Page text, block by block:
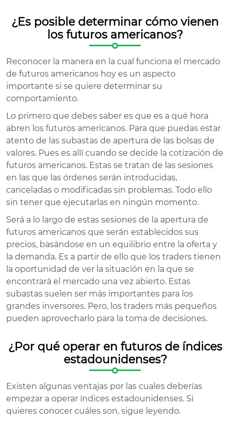
¿Es posible determinar cómo vienen
los futuros americanos?
Reconocer la manera en la cual funciona el mercado
de futuros americanos hoy es un aspecto
importante si se quiere determinar su
comportamiento.
Lo primero que debes saber es que es a qué hora
abren los futuros americanos. Para que puedas estar
atento de las subastas de apertura de las bolsas de
valores. Pues es allí cuando se decide la cotización de
futuros americanos. Estas se tratan de las sesiones
en las que las órdenes serán introducidas,
canceladas o modificadas sin problemas. Todo ello
sin tener que ejecutarlas en ningún momento.
Será a lo largo de estas sesiones de la apertura de
futuros americanos que serán establecidos sus
precios, basándose en un equilibrio entre la oferta y
la demanda. Es a partir de ello que los traders tienen
la oportunidad de ver la situación en la que se
encontrará el mercado una vez abierto. Estas
subastas suelen ser más importantes para los
grandes inversores. Pero, los traders más pequeños
pueden aprovecharlo para la toma de decisiones.
¿Por qué operar en futuros de índices
estadounidenses?
Existen algunas ventajas por las cuales deberías
empezar a operar índices estadounidenses. Si
quieres conocer cuáles son, sigue leyendo.